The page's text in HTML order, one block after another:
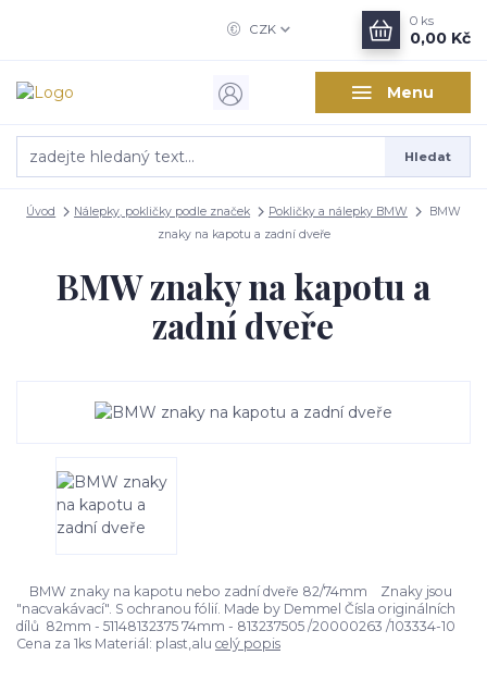
Menu
CZK
Hledat
0 ks
0,00 Kč
Úvod Nálepky, pokličky podle značek Pokličky a nálepky BMW
BMW
znaky na kapotu a zadní dveře
BMW znaky na kapotu a
zadní dveře
BMW znaky na kapotu nebo zadní dveře 82/74mm Znaky jsou
"nacvakávací". S ochranou fólií. Made by Demmel Čísla originálních
dílů 82mm - 51148132375 74mm - 813237505 /20000263 /103334-10
Cena za 1ks Materiál: plast,alu celý popis